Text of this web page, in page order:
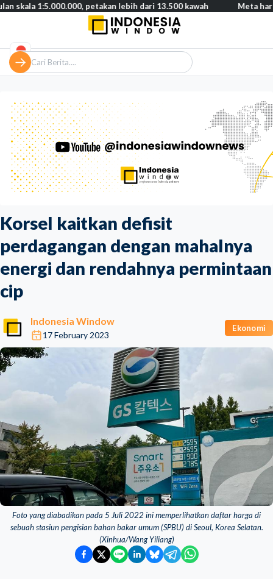
Korsel kaitkan defisit
perdagangan dengan mahalnya
energi dan rendahnya permintaan
cip
Indonesia Window
17 February 2023
Ekonomi
Foto yang diabadikan pada 5 Juli 2022 ini memperlihatkan daftar harga di
sebuah stasiun pengisian bahan bakar umum (SPBU) di Seoul, Korea Selatan.
(Xinhua/Wang Yiliang)
petakan lebih dari 13.500 kawah Meta harus bayar